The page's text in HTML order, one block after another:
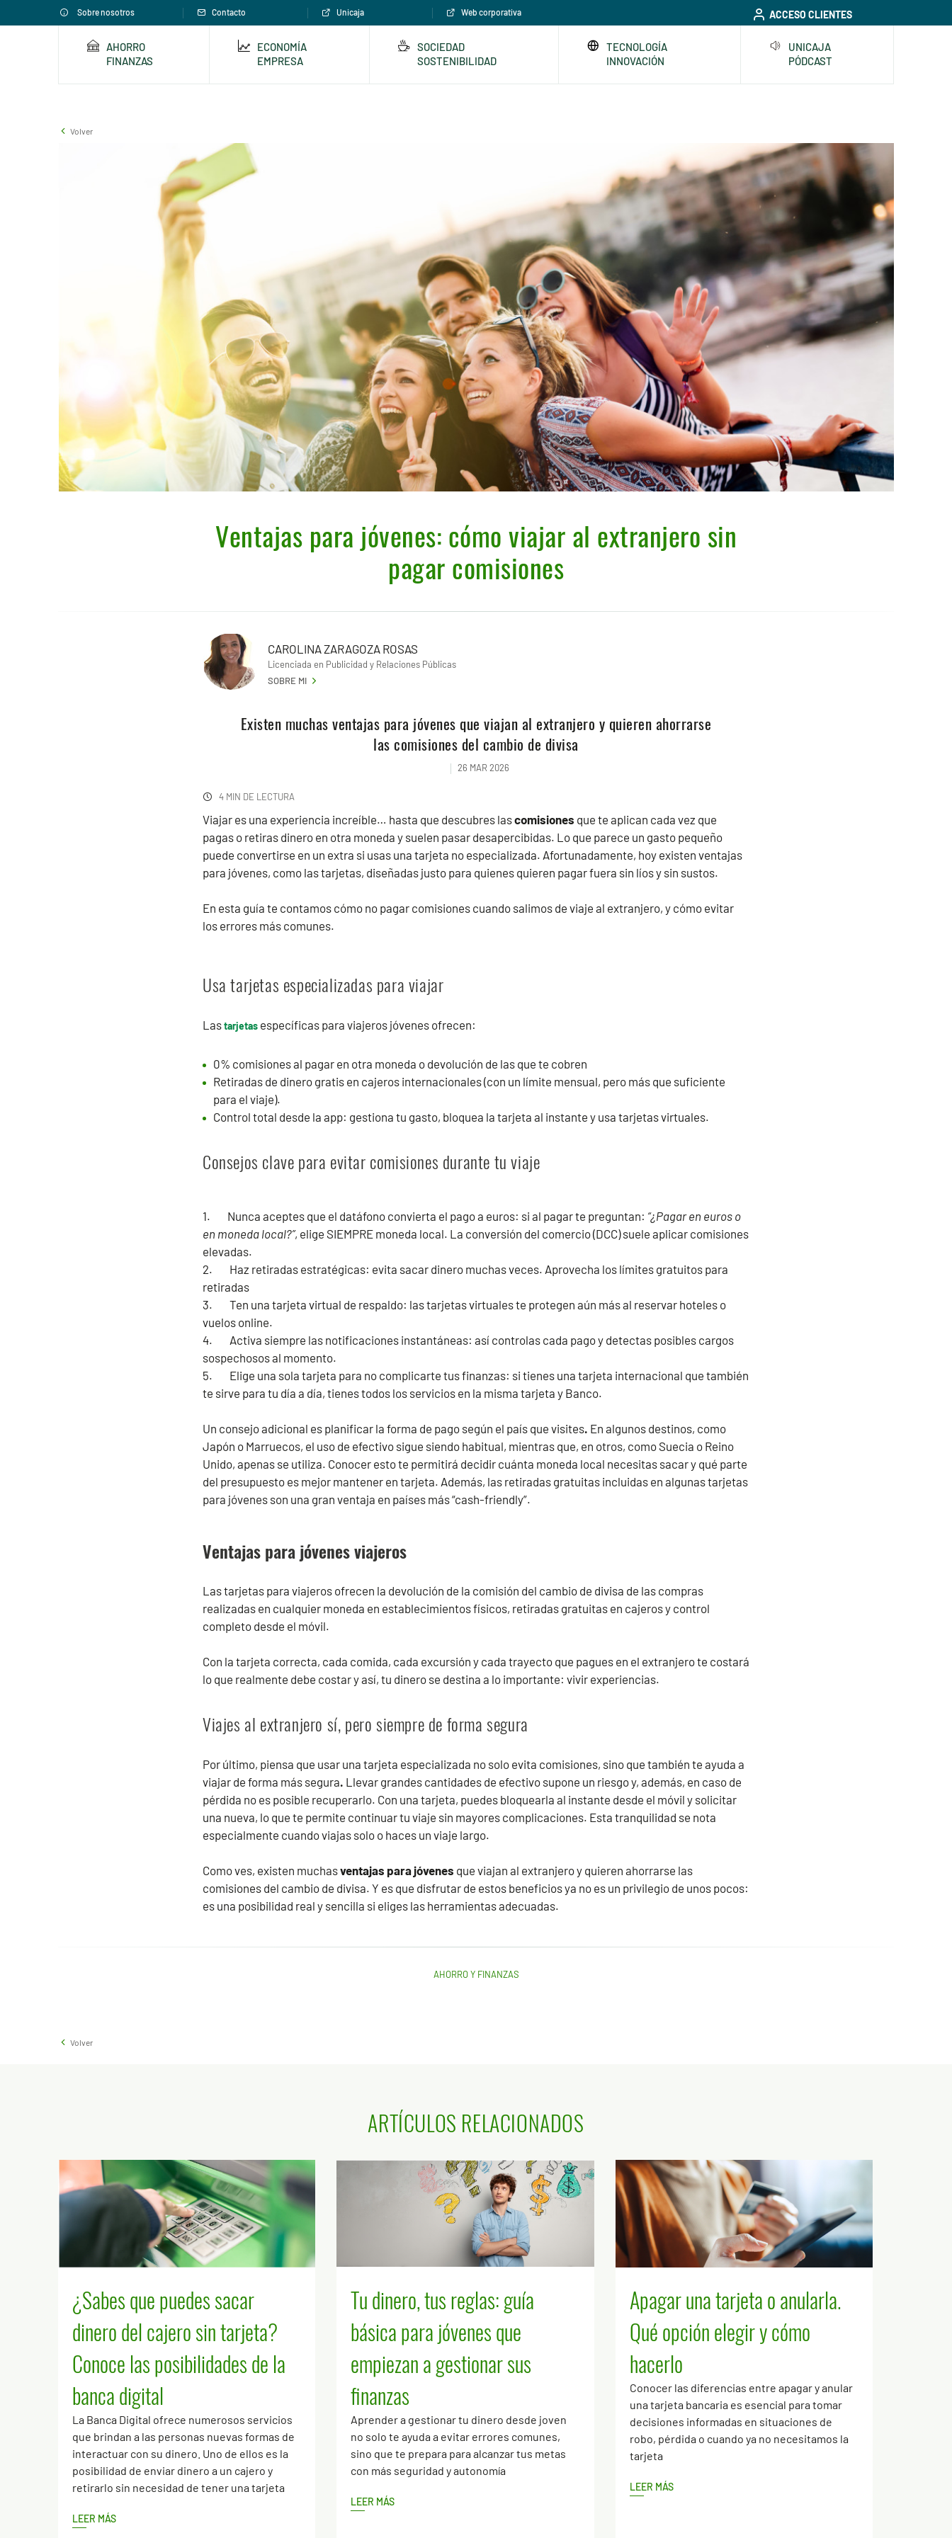
Sobre nosotros Contacto Unicaja Web corporativa ACCESO CLIENTES
AHORRO
FINANZAS
ECONOMÍA
EMPRESA
SOCIEDAD
SOSTENIBILIDAD
TECNOLOGÍA
INNOVACIÓN
UNICAJA
PÓDCAST
Volver
Ventajas para jóvenes: cómo viajar al extranjero sin
pagar comisiones
CAROLINA ZARAGOZA ROSAS
Licenciada en Publicidad y Relaciones Públicas
SOBRE MI
Existen muchas ventajas para jóvenes que viajan al extranjero y quieren ahorrarse
las comisiones del cambio de divisa
26 MAR 2026
4 MIN DE LECTURA
Viajar es una experiencia increíble… hasta que descubres lascomisiones que te aplican cada vez que
pagas o retiras dinero en otra moneda y suelen pasar desapercibidas. Lo que parece un gasto pequeño
puede convertirse en un extra si usas una tarjeta no especializada. Afortunadamente, hoy existen ventajas
para jóvenes, como las tarjetas, diseñadas justo para quienes quieren pagar fuera sin líos y sin sustos.
En esta guía te contamos cómo no pagar comisiones cuando salimos de viaje al extranjero, y cómo evitar
los errores más comunes.
Usa tarjetas especializadas para viajar
Lastarjetas específicas para viajeros jóvenes ofrecen:
0% comisiones al pagar en otra moneda o devolución de las que te cobren
Retiradas de dinero gratis en cajeros internacionales (con un límite mensual, pero más que suficiente
para el viaje).
Control total desde la app: gestiona tu gasto, bloquea la tarjeta al instante y usa tarjetas virtuales.
Consejos clave para evitar comisiones durante tu viaje
1. Nunca aceptes que el datáfono convierta el pago a euros: si al pagar te preguntan: “¿Pagar en euros o
en moneda local?”, elige SIEMPRE moneda local. La conversión del comercio (DCC) suele aplicar comisiones
elevadas.
2. Haz retiradas estratégicas: evita sacar dinero muchas veces. Aprovecha los límites gratuitos para
retiradas
3. Ten una tarjeta virtual de respaldo: las tarjetas virtuales te protegen aún más al reservar hoteles o
vuelos online.
4. Activa siempre las notificaciones instantáneas: así controlas cada pago y detectas posibles cargos
sospechosos al momento.
5. Elige una sola tarjeta para no complicarte tus finanzas: si tienes una tarjeta internacional que también
te sirve para tu día a día, tienes todos los servicios en la misma tarjeta y Banco.
Un consejo adicional es planificar la forma de pago según el país que visites. En algunos destinos, como
Japón o Marruecos, el uso de efectivo sigue siendo habitual, mientras que, en otros, como Suecia o Reino
Unido, apenas se utiliza. Conocer esto te permitirá decidir cuánta moneda local necesitas sacar y qué parte
del presupuesto es mejor mantener en tarjeta. Además, las retiradas gratuitas incluidas en algunas tarjetas
para jóvenes son una gran ventaja en países más “cash-friendly”.
Ventajas para jóvenes viajeros
Las tarjetas para viajeros ofrecen la devolución de la comisión del cambio de divisa de las compras
realizadas en cualquier moneda en establecimientos físicos, retiradas gratuitas en cajeros y control
completo desde el móvil.
Con la tarjeta correcta, cada comida, cada excursión y cada trayecto que pagues en el extranjero te costará
lo que realmente debe costar y así, tu dinero se destina a lo importante: vivir experiencias.
Viajes al extranjero sí, pero siempre de forma segura
Por último, piensa que usar una tarjeta especializada no solo evita comisiones, sino que también te ayuda a
viajar de forma más segura. Llevar grandes cantidades de efectivo supone un riesgo y, además, en caso de
pérdida no es posible recuperarlo. Con una tarjeta, puedes bloquearla al instante desde el móvil y solicitar
una nueva, lo que te permite continuar tu viaje sin mayores complicaciones. Esta tranquilidad se nota
especialmente cuando viajas solo o haces un viaje largo.
Como ves, existen muchasventajas para jóvenes que viajan al extranjero y quieren ahorrarse las
comisiones del cambio de divisa. Y es que disfrutar de estos beneficios ya no es un privilegio de unos pocos:
es una posibilidad real y sencilla si eliges las herramientas adecuadas.
AHORRO Y FINANZAS
Volver
ARTÍCULOS RELACIONADOS
¿Sabes que puedes sacar
dinero del cajero sin tarjeta?
Conoce las posibilidades de la
banca digital
La Banca Digital ofrece numerosos servicios
que brindan a las personas nuevas formas de
interactuar con su dinero. Uno de ellos es la
posibilidad de enviar dinero a un cajero y
retirarlo sin necesidad de tener una tarjeta
LEER MÁS
Tu dinero, tus reglas: guía
básica para jóvenes que
empiezan a gestionar sus
finanzas
Aprender a gestionar tu dinero desde joven
no solo te ayuda a evitar errores comunes,
sino que te prepara para alcanzar tus metas
con más seguridad y autonomía
LEER MÁS
Apagar una tarjeta o anularla.
Qué opción elegir y cómo
hacerlo
Conocer las diferencias entre apagar y anular
una tarjeta bancaria es esencial para tomar
decisiones informadas en situaciones de
robo, pérdida o cuando ya no necesitamos la
tarjeta
LEER MÁS